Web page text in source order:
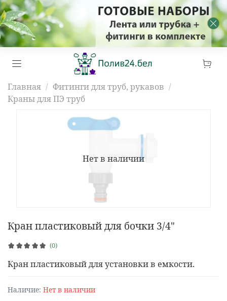
Главная
Фитинги для труб, рукавов
Краны для ПЭ труб
Нет в наличии
(0)
Кран пластиковый для бочки 3/4"
Наличие: Нет в наличии
Кран пластиковый для установки в емкости.